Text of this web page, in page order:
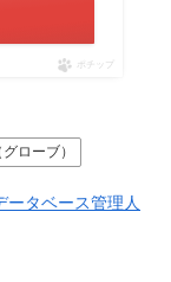
ポチップ
ローブ）
ータベース管理人